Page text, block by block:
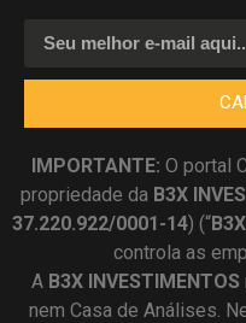
IMPORTANTE: O portal
propriedade da B3X
37.220.922/0001-14) (“
controla as
A B3X INVESTIMENTOS
nem Casa de Análises.